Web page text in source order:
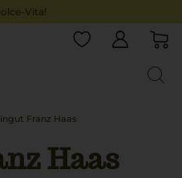
Vita!
Franz Haas
Haas